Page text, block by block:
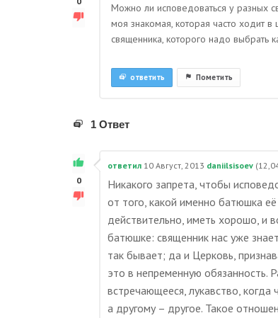
Можно ли исповедоваться у разных
моя знакомая, которая часто ходит в
священника, которого надо выбрать
Пометить
ответить
1 Ответ
0
ответил 10 Август, 2013 daniilsisoev (
Никакого запрета, чтобы
от того, какой именно батюшка
действительно, иметь хорошо, и
батюшке: священник нас уже
так бывает; да и Церковь,
это в непременную обязанность.
встречающееся, лукавство,
а другому – другое. Такое